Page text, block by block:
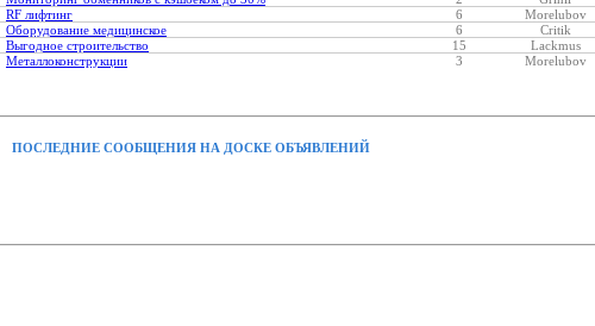
RF лифтинг 6
Morelubov
Оборудование медицинское 6
Critik
Выгодное строительство 15
Lackmus
Металлоконструкции 3 Morelubov
ПОСЛЕДНИЕ СООБЩЕНИЯ НА ДОСКЕ ОБЪЯВЛЕНИЙ